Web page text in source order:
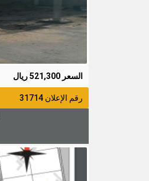
السعر 521,300 ريال
رقم الإعلان 31714